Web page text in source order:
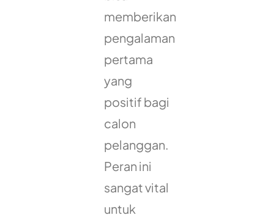
memberikan
pengalaman
pertama
yang
positif bagi
calon
pelanggan.
Peran ini
sangat vital
untuk